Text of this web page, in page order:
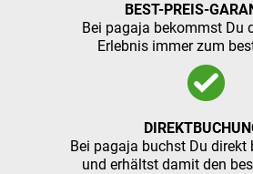
BEST-PREIS-
Bei pagaja bekommst Du
Erlebnis immer zum
Bei pagaja buchst Du direkt
und erhältst damit den